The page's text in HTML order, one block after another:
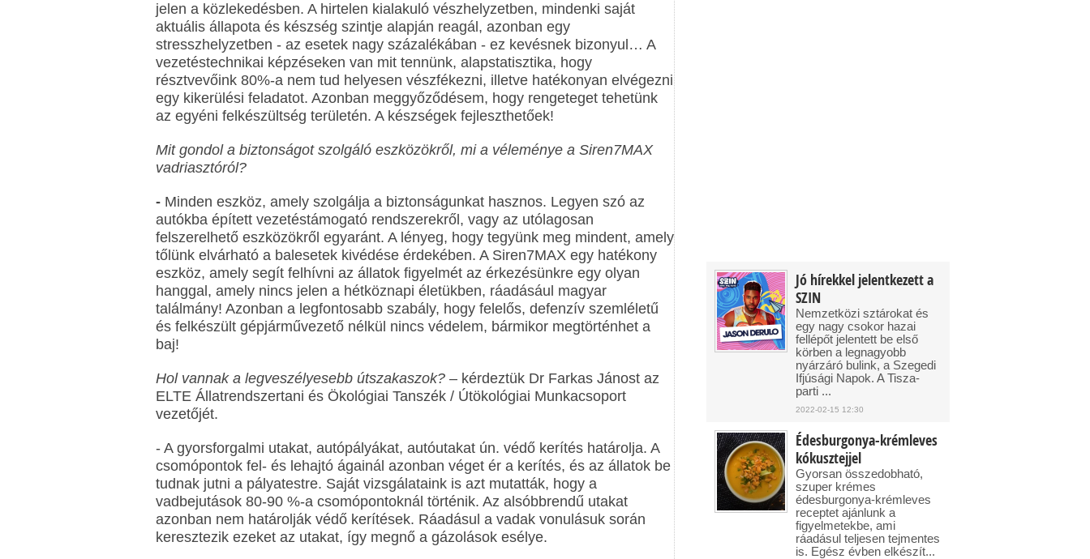
jelen a közlekedésben. A hirtelen kialakuló vészhelyzetben, mindenki saját
aktuális állapota és készség szintje alapján reagál, azonban egy
stresszhelyzetben - az esetek nagy százalékában - ez kevésnek bizonyul… A
vezetéstechnikai képzéseken van mit tennünk, alapstatisztika, hogy
résztvevőink 80%-a nem tud helyesen vészfékezni, illetve hatékonyan elvégezni
egy kikerülési feladatot. Azonban meggyőződésem, hogy rengeteget tehetünk
az egyéni felkészültség területén. A készségek fejleszthetőek!
Mit gondol a biztonságot szolgáló eszközökről, mi a véleménye a Siren7MAX
vadriasztóról?
- Minden eszköz, amely szolgálja a biztonságunkat hasznos. Legyen szó az
autókba épített vezetéstámogató rendszerekről, vagy az utólagosan
felszerelhető eszközökről egyaránt. A lényeg, hogy tegyünk meg mindent, amely
tőlünk elvárható a balesetek kivédése érdekében. A Siren7MAX egy hatékony
eszköz, amely segít felhívni az állatok figyelmét az érkezésünkre egy olyan
hanggal, amely nincs jelen a hétköznapi életükben, ráadásául magyar
találmány! Azonban a legfontosabb szabály, hogy felelős, defenzív szemléletű
és felkészült gépjárművezető nélkül nincs védelem, bármikor megtörténhet a
baj!
Hol vannak a legveszélyesebb útszakaszok? – kérdeztük Dr Farkas Jánost az
ELTE Állatrendszertani és Ökológiai Tanszék / Útökológiai Munkacsoport
vezetőjét.
- A gyorsforgalmi utakat, autópályákat, autóutakat ún. védő kerítés határolja. A
csomópontok fel- és lehajtó ágainál azonban véget ér a kerítés, és az állatok be
tudnak jutni a pályatestre. Saját vizsgálataink is azt mutatták, hogy a
vadbejutások 80-90 %-a csomópontoknál történik. Az alsóbbrendű utakat
azonban nem határolják védő kerítések. Ráadásul a vadak vonulásuk során
keresztezik ezeket az utakat, így megnő a gázolások esélye.
Jó hírekkel jelentkezett a
SZIN
Nemzetközi sztárokat és
egy nagy csokor hazai
fellépőt jelentett be első
körben a legnagyobb
nyárzáró bulink, a Szegedi
Ifjúsági Napok. A Tisza-
parti ...
2022-02-15 12:30
Édesburgonya-krémleves
kókusztejjel
Gyorsan összedobható,
szuper krémes
édesburgonya-krémleves
receptet ajánlunk a
figyelmetekbe, ami
ráadásul teljesen tejmentes
is. Egész évben elkészít...